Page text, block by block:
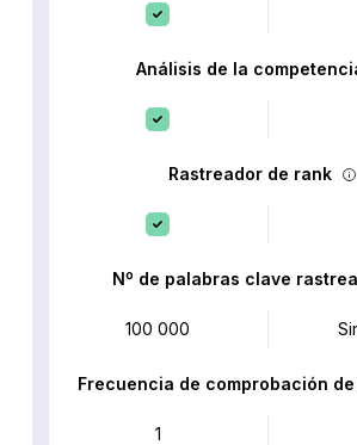
Análisis de la
Rastreador de rank
Nº de palabras clave
100 000
Frecuencia de comprobación
1